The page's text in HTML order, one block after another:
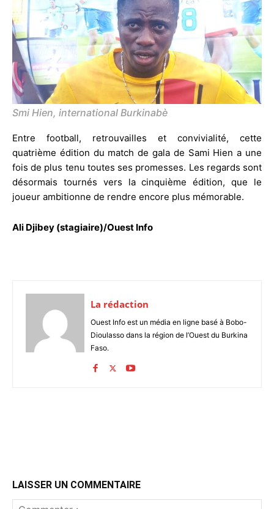
Smi Hien, international Burkinabè
Entre football, retrouvailles et convivialité, cette
quatrième édition du match de gala de Sami Hien a une
fois de plus tenu toutes ses promesses. Les regards sont
désormais tournés vers la cinquième édition, que le
joueur ambitionne de rendre encore plus mémorable.
Ali Djibey (stagiaire)/Ouest Info
La rédaction
Ouest Info est un média en ligne basé à Bobo-
Dioulasso dans la région de l’Ouest du Burkina
Faso.
LAISSER UN COMMENTAIRE